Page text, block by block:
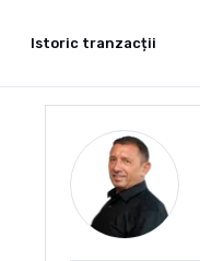
Istoric tranzacții